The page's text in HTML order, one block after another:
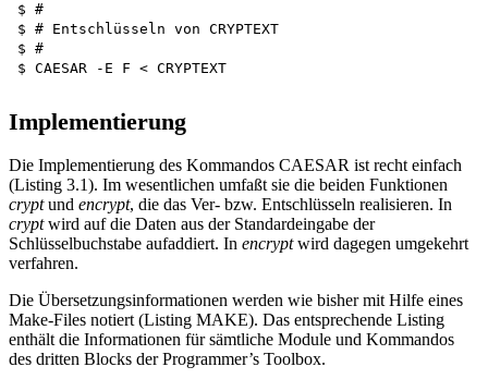
$ #
$ # Entschlüsseln von CRYPTEXT
$ #
Implementierung
Die Implementierung des Kommandos CAESAR ist recht einfach
(Listing 3.1). Im wesentlichen umfaßt sie die beiden Funktionen
cryptund encrypt, die das Ver- bzw. Entschlüsseln realisieren. In
cryptwird auf die Daten aus der Standardeingabe der
Schlüsselbuchstabe aufaddiert. In encryptwird dagegen umgekehrt
verfahren.
Die Übersetzungsinformationen werden wie bisher mit Hilfe eines
Make-Files notiert (Listing MAKE). Das entsprechende Listing
enthält die Informationen für sämtliche Module und Kommandos
des dritten Blocks der Programmer’s Toolbox.